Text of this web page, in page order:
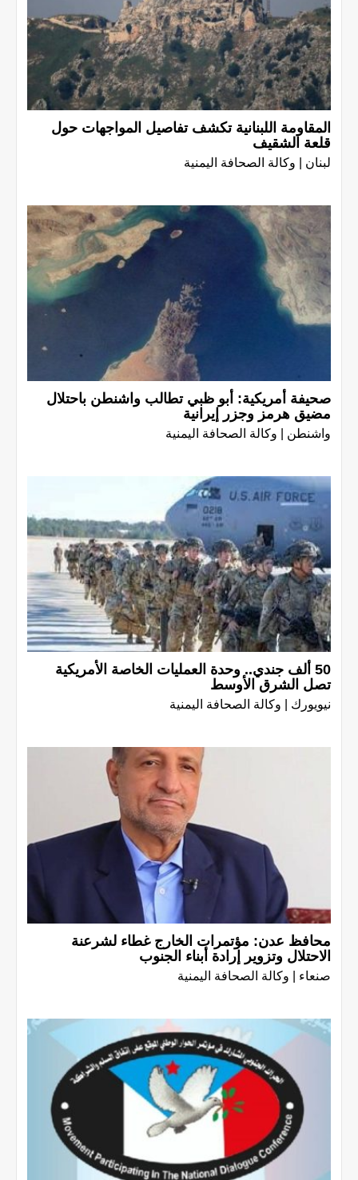
المقاومة اللبنانية تكشف تفاصيل المواجهات حول
قلعة الشقيف
لبنان | وكالة الصحافة اليمنية
صحيفة أمريكية: أبو ظبي تطالب واشنطن باحتلال
مضيق هرمز وجزر إيرانية
واشنطن | وكالة الصحافة اليمنية
50 ألف جندي.. وحدة العمليات الخاصة الأمريكية
تصل الشرق الأوسط
نيويورك | وكالة الصحافة اليمنية
محافظ عدن: مؤتمرات الخارج غطاء لشرعنة
الاحتلال وتزوير إرادة أبناء الجنوب
صنعاء | وكالة الصحافة اليمنية